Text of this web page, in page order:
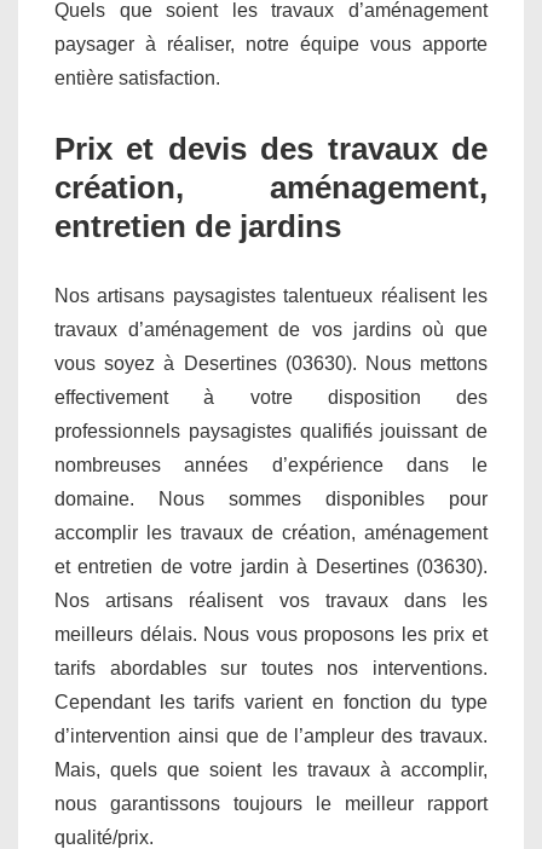
Quels que soient les travaux d’aménagement
paysager à réaliser, notre équipe vous apporte
entière satisfaction.
Prix et devis des travaux de
création, aménagement,
entretien de jardins
Nos artisans paysagistes talentueux réalisent les
travaux d’aménagement de vos jardins où que
vous soyez à Desertines (03630). Nous mettons
effectivement à votre disposition des
professionnels paysagistes qualifiés jouissant de
nombreuses années d’expérience dans le
domaine. Nous sommes disponibles pour
accomplir les travaux de création, aménagement
et entretien de votre jardin à Desertines (03630).
Nos artisans réalisent vos travaux dans les
meilleurs délais. Nous vous proposons les prix et
tarifs abordables sur toutes nos interventions.
Cependant les tarifs varient en fonction du type
d’intervention ainsi que de l’ampleur des travaux.
Mais, quels que soient les travaux à accomplir,
nous garantissons toujours le meilleur rapport
qualité/prix.